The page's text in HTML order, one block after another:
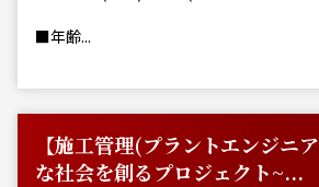
■年齢...
【施工管理(プラントエンジニ
な社会を創るプロジェクト~...